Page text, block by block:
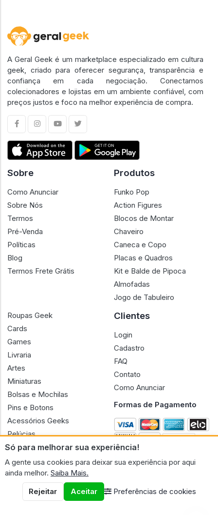
Só para melhorar sua experiência!
A gente usa cookies para deixar sua experiência por aqui
ainda melhor. Saiba Mais.
Rejeitar
Aceitar Preferências de cookies
A Geral Geek é um marketplace especializado em cultura
geek, criado para oferecer segurança, transparência e
confiança em cada negociação. Conectamos
colecionadores e lojistas em um ambiente confiável, com
preços justos e foco na melhor experiência de compra.
Sobre
Como Anunciar
Sobre Nós
Termos
Pré-Venda
Políticas
Blog
Termos Frete Grátis
Produtos
Funko Pop
Action Figures
Blocos de Montar
Chaveiro
Caneca e Copo
Placas e Quadros
Kit e Balde de Pipoca
Almofadas
Jogo de Tabuleiro
Roupas Geek
Cards
Games
Livraria
Artes
Miniaturas
Bolsas e Mochilas
Pins e Botons
Acessórios Geeks
Pelúcias
Bonecas
Clientes
Login
Cadastro
FAQ
Contato
Como Anunciar
Formas de Pagamento
CNPJ n.º 30.220.458/0001-17 - GERAL GEEK PORTAL ELETRONICO